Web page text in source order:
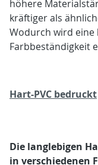
höhere
kräftiger als
Wodurch wird
Farbbeständigkeit
Hart-PVC bedruckt
Die langlebigen
in verschiedenen